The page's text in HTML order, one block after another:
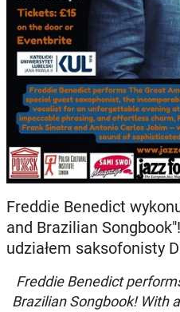
Freddie Benedict
and Brazilian
udziałem saksofonisty
Freddie Benedict
Brazilian Songbook! With